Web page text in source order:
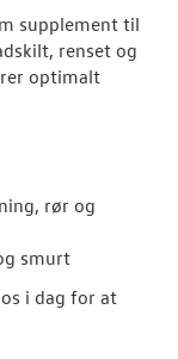
supplement til
renset og
optimalt
rør og
smurt
i dag for at